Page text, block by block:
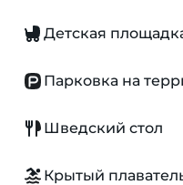
Детская
Парковка на
Шведский стол
Крытый